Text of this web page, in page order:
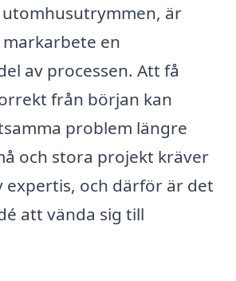
är
en
av processen. Att få
från början kan
problem längre
och stora projekt kräver
expertis, och därför är det
att vända sig till